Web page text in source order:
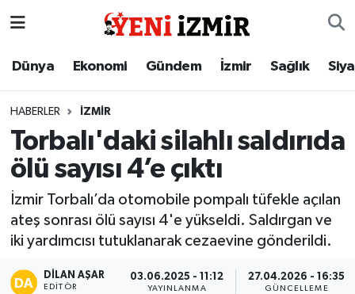
Dünya Ekonomi Gündem İzmir Sağlık
HABERLER İZMIR
Torbalı'daki silahlı saldırıda
ölü sayısı 4’e çıktı
İzmir Torbalı’da otomobile pompalı tüfekle açılan
ateş sonrası ölü sayısı 4'e yükseldi. Saldırgan ve
iki yardımcısı tutuklanarak cezaevine gönderildi.
DILAN AŞAR
EDITÖR
03.06.2025 - 11:12
YAYINLANMA
27.04.2026 - 16:35
GÜNCELLEME
Dünya
Gündem
İzmir
Sağlık
İzmir Nöbetçi Eczaneler
İzmir Namaz Vakitleri
İzmir Trafik Yoğunluk Haritası
Süper Lig Puan Durumu ve Fikstür